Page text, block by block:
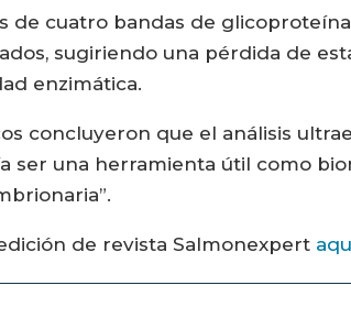
de cuatro bandas de
sugiriendo una pérdida de
enzimática.
concluyeron que el análisis
ser una herramienta útil como
de revista Salmonexpert